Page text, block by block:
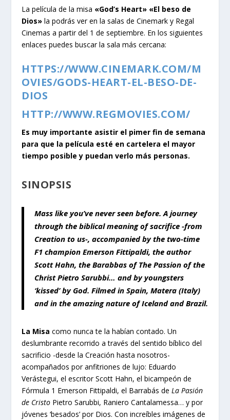
La película de la misa «God’s Heart» «El beso de
Dios» la podrás ver en la salas de Cinemark y Regal
Cinemas a partir del 1 de septiembre. En los siguientes
enlaces puedes buscar la sala más cercana:
HTTPS://WWW.CINEMARK.COM/M
OVIES/GODS-HEART-EL-BESO-DE-
DIOS
HTTP://WWW.REGMOVIES.COM/
Es muy importante asistir el pimer fin de semana
para que la película esté en cartelera el mayor
tiempo posible y puedan verlo más personas.
SINOPSIS
Mass like you’ve never seen before. A journey
through the biblical meaning of sacrifice -from
Creation to us-, accompanied by the two-time
F1 champion Emerson Fittipaldi, the author
Scott Hahn, the Barabbas of The Passion of the
Christ Pietro Sarubbi… and by youngsters
‘kissed’ by God. Filmed in Spain, Matera (Italy)
and in the amazing nature of Iceland and Brazil.
La Misa como nunca te la habían contado. Un
deslumbrante recorrido a través del sentido bíblico del
sacrificio -desde la Creación hasta nosotros-
acompañados por anfitriones de lujo: Eduardo
Verástegui, el escritor Scott Hahn, el bicampeón de
Fórmula 1 Emerson Fittipaldi, el Barrabás deLa Pasión
de Cristo Pietro Sarubbi, Raniero Cantalamessa… y por
jóvenes ‘besados’ por Dios. Con increíbles imágenes de